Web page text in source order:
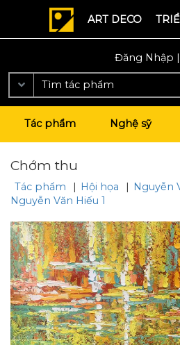
ART DECO
Đăng Nhập |
Tác phẩm Nghệ sỹ
Chớm thu
Tác phẩm | Hội họa | Nguyễn
Nguyễn Văn Hiếu 1